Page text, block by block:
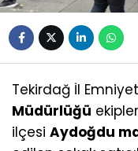
Tekirdağ İl
Müdürlüğü
ilçesi Aydoğdu